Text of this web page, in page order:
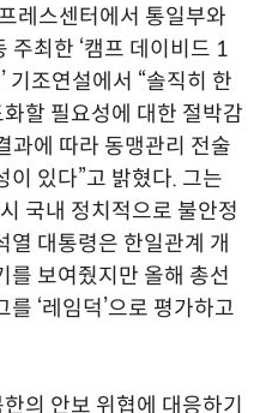
레스센터에서 통일부와
주최한 ‘캠프 데이비드 1
기조연설에서 “솔직히 한
할 필요성에 대한 절박감
과에 따라 동맹관리 전술
이 있다”고 밝혔다. 그는
국내 정치적으로 불안정
열 대통령은 한일관계 개
를 보여줬지만 올해 총선
‘레임덕’으로 평가하고
의 안보 위협에 대응하기